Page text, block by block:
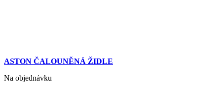
ASTON ČALOUNĚNÁ ŽIDLE
Na objednávku